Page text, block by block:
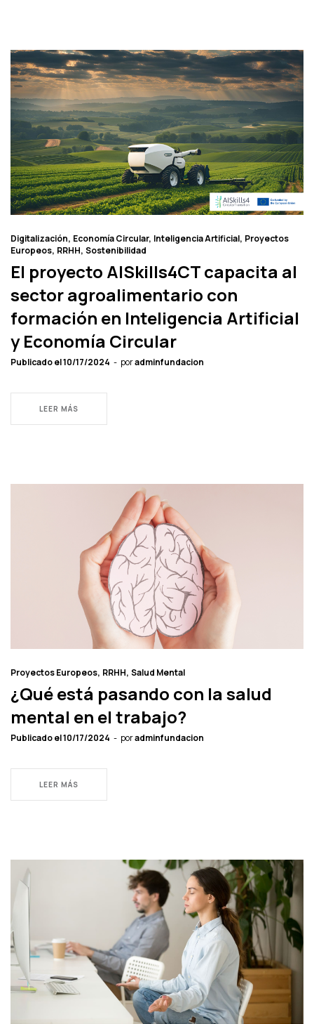
Digitalización Economía Circular Inteligencia Artificial Proyectos
Europeos RRHH Sostenibilidad
El proyecto AISkills4CT capacita al
sector agroalimentario con
formación en Inteligencia Artificial
y Economía Circular
Publicado el10/17/2024 poradminfundacion
LEER MÁS
Proyectos Europeos RRHH Salud Mental
¿Qué está pasando con la salud
mental en el trabajo?
Publicado el10/17/2024 poradminfundacion
LEER MÁS